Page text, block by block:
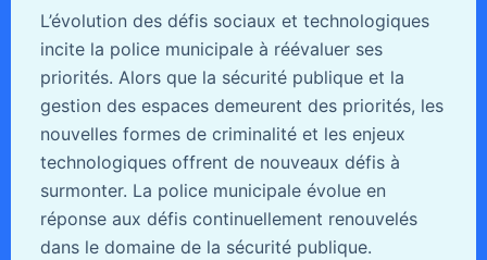
L’évolution des défis sociaux et technologiques
incite la police municipale à réévaluer ses
priorités. Alors que la sécurité publique et la
gestion des espaces demeurent des priorités, les
nouvelles formes de criminalité et les enjeux
technologiques offrent de nouveaux défis à
surmonter. La police municipale évolue en
réponse aux défis continuellement renouvelés
dans le domaine de la sécurité publique.